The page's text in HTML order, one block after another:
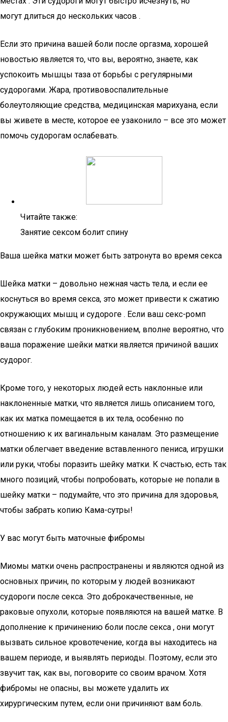
могут длиться до нескольких часов .
Если это причина вашей боли после оргазма, хорошей
новостью является то, что вы, вероятно, знаете, как
успокоить мышцы таза от борьбы с регулярными
судорогами. Жара, противовоспалительные
болеутоляющие средства, медицинская марихуана, если
вы живете в месте, которое ее узаконило – все это может
помочь судорогам ослабевать.
Читайте также:
Занятие сексом болит спину
Ваша шейка матки может быть затронута во время секса
Шейка матки – довольно нежная часть тела, и если ее
коснуться во время секса, это может привести к сжатию
окружающих мышц и судороге . Если ваш секс-ромп
связан с глубоким проникновением, вполне вероятно, что
ваша поражение шейки матки является причиной ваших
судорог.
Кроме того, у некоторых людей есть наклонные или
наклоненные матки, что является лишь описанием того,
как их матка помещается в их тела, особенно по
отношению к их вагинальным каналам. Это размещение
матки облегчает введение вставленного пениса, игрушки
или руки, чтобы поразить шейку матки. К счастью, есть так
много позиций, чтобы попробовать, которые не попали в
шейку матки – подумайте, что это причина для здоровья,
чтобы забрать копию Кама-сутры!
У вас могут быть маточные фибромы
Миомы матки очень распространены и являются одной из
основных причин, по которым у людей возникают
судороги после секса. Это доброкачественные, не
раковые опухоли, которые появляются на вашей матке. В
дополнение к причинению боли после секса , они могут
вызвать сильное кровотечение, когда вы находитесь на
вашем периоде, и выявлять периоды. Поэтому, если это
звучит так, как вы, поговорите со своим врачом. Хотя
фибромы не опасны, вы можете удалить их
хирургическим путем, если они причиняют вам боль.